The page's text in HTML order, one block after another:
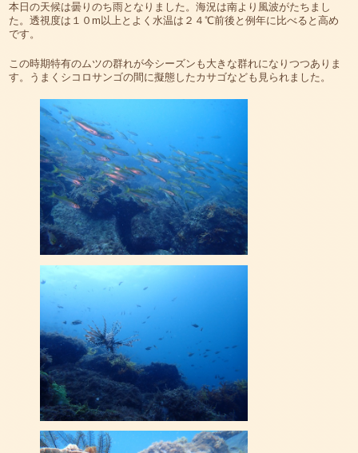
本日の天候は曇りのち雨となりました。海況は南より風波がたちまし
た。透視度は１０m以上とよく水温は２４℃前後と例年に比べると高め
です。
この時期特有のムツの群れが今シーズンも大きな群れになりつつありま
す。うまくシコロサンゴの間に擬態したカサゴなども見られました。